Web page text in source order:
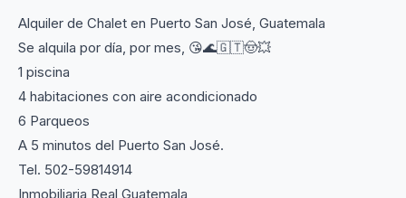
Alquiler de Chalet en Puerto San José, Guatemala
Se alquila por día, por mes, 😘🌊🇬🇹🤠💥
1 piscina
4 habitaciones con aire acondicionado
6 Parqueos
A 5 minutos del Puerto San José.
Tel. 502-59814914
Inmobiliaria Real Guatemala